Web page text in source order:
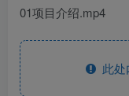
01项目介绍.mp4
此处